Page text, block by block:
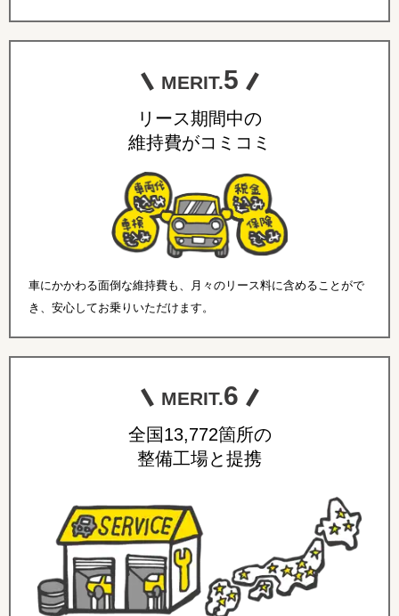
MERIT.5
リース期間中の
維持費がコミコミ
車にかかわる面倒な維持費も、月々のリース料に含めることがで
き、安心してお乗りいただけます。
MERIT.6
全国13,772箇所の
整備工場と提携